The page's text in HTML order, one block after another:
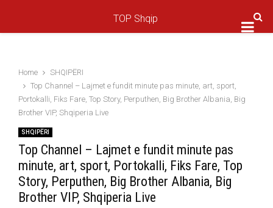
TOP Shqip
Home
SHQIPËRI
Top Channel – Lajmet e fundit minute pas minute, art, sport,
Portokalli, Fiks Fare, Top Story, Perputhen, Big Brother Albania, Big
Brother VIP, Shqiperia Live
SHQIPËRI
Top Channel – Lajmet e fundit minute pas
minute, art, sport, Portokalli, Fiks Fare, Top
Story, Perputhen, Big Brother Albania, Big
Brother VIP, Shqiperia Live